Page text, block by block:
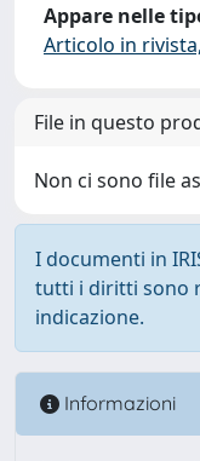
Appare nelle
Articolo in
File in questo
Non ci sono file
I documenti in
tutti i diritti sono
indicazione.
Informazioni